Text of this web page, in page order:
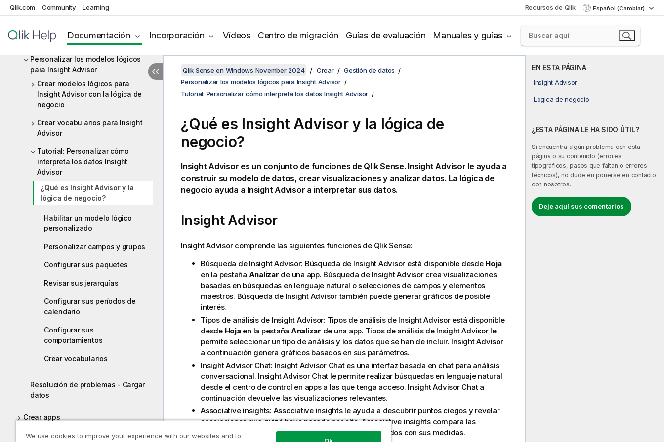
Qlik.com Community Learning Recursos de Qlik Español (Cambiar)
Documentación Incorporación Vídeos Centro de migración Guías de evaluación Manuales y guías
datos
Mejores prácticas de modelado de
datos
Personalizar los modelos lógicos
para Insight Advisor
Crear modelos lógicos para
Insight Advisor con la lógica de
negocio
Crear vocabularios para Insight
Advisor
Tutorial: Personalizar cómo
interpreta los datos Insight
Advisor
¿Qué es Insight Advisor y la
lógica de negocio?
Habilitar un modelo lógico
personalizado
Personalizar campos y grupos
Configurar sus paquetes
Revisar sus jerarquías
Configurar sus períodos de
calendario
Configurar sus
comportamientos
Crear vocabularios
Resolución de problemas - Cargar
datos
Crear apps
Visualizaciones
EN ESTA PÁGINA
Insight Advisor
Lógica de negocio
¿ESTA PÁGINA LE HA SIDO ÚTIL?
Si encuentra algún problema con esta
página o su contenido (errores
tipográficos, pasos que faltan o errores
técnicos), no dude en ponerse en contacto
con nosotros.
Deje aquí sus comentarios
Qlik Sense en Windows November 2024 Crear
Gestión de datos
Personalizar los modelos lógicos para Insight Advisor
Tutorial: Personalizar cómo interpreta los datos Insight Advisor
¿Qué es Insight Advisory la lógica de
negocio?
Insight Advisor es un conjunto de funciones de Qlik Sense. Insight Advisor le ayuda a
construir su modelo de datos, crear visualizaciones y analizar datos. La lógica de
negocio ayuda a Insight Advisor a interpretar sus datos.
Insight Advisor
Insight Advisorcomprende las siguientes funciones de Qlik Sense:
Búsqueda de Insight Advisor: Búsqueda de Insight Advisor está disponible desde Hoja
en la pestaña Analizar de una app. Búsqueda de Insight Advisorcrea visualizaciones
basadas en búsquedas en lenguaje natural o selecciones de campos y elementos
maestros. Búsqueda de Insight Advisortambién puede generar gráficos de posible
interés.
Tipos de análisis de Insight Advisor: Tipos de análisis de Insight Advisor está disponible
desde Hojaen la pestaña Analizar de una app. Tipos de análisis de Insight Advisorle
permite seleccionar un tipo de análisis y los datos que se han de incluir. Insight Advisor
a continuación genera gráficos basados en sus parámetros.
Insight Advisor Chat: Insight Advisor Chat es una interfaz basada en chat para análisis
conversacional. Insight Advisor Chat le permite realizar búsquedas en lenguaje natural
desde el centro de control en apps a las que tenga acceso. Insight Advisor Chata
continuación devuelve las visualizaciones relevantes.
Associative insights: Associative insights le ayuda a descubrir puntos ciegos y revelar
asociaciones que quizá haya pasado por alto. Associative insights compara las
contribuciones de sus selecciones y los valores excluidos con sus medidas.
We use cookies to improve your experience with our websites and to